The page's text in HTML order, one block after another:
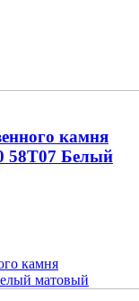
камня
58T07 Белый